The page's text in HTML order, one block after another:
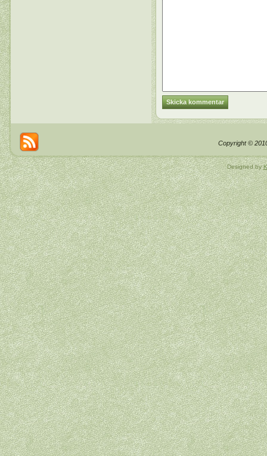
Copyright ©
Designed by